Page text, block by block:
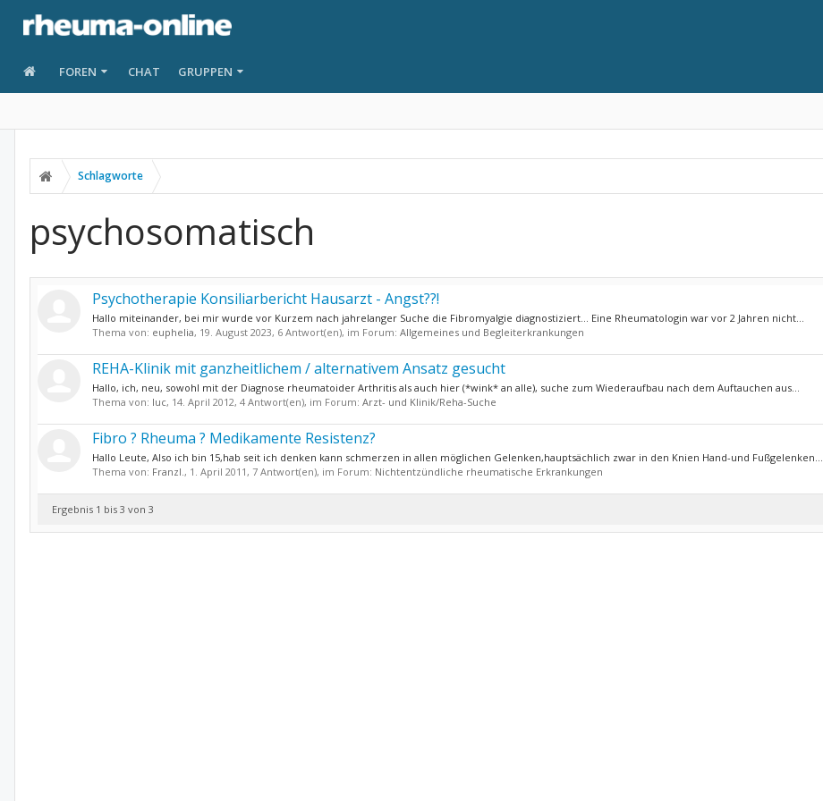
FOREN CHAT GRUPPEN
Schlagworte
psychosomatisch
Psychotherapie Konsiliarbericht Hausarzt - Angst??!
Hallo miteinander, bei mir wurde vor Kurzem nach jahrelanger Suche die Fibromyalgie diagnostiziert... Eine Rheumatologin war vor 2 Jahren nicht...
Thema von: euphelia, 19. August 2023, 6 Antwort(en), im Forum: Allgemeines und Begleiterkrankungen
REHA-Klinik mit ganzheitlichem / alternativem Ansatz gesucht
Hallo, ich, neu, sowohl mit der Diagnose rheumatoider Arthritis als auch hier (*wink* an alle), suche zum Wiederaufbau nach dem Auftauchen aus...
Thema von: luc, 14. April 2012, 4 Antwort(en), im Forum: Arzt- und Klinik/Reha-Suche
Fibro ? Rheuma ? Medikamente Resistenz?
Hallo Leute, Also ich bin 15,hab seit ich denken kann schmerzen in allen möglichen Gelenken,hauptsächlich zwar in den Knien Hand-und Fußgelenken...
Thema von: Franzl., 1. April 2011, 7 Antwort(en), im Forum: Nichtentzündliche rheumatische Erkrankungen
Ergebnis 1 bis 3 von 3